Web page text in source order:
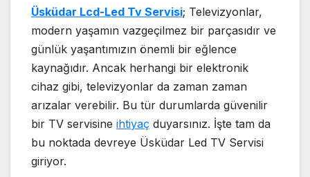
Üsküdar Lcd-Led Tv Servisi; Televizyonlar,
modern yaşamın vazgeçilmez bir parçasıdır ve
günlük yaşantımızın önemli bir eğlence
kaynağıdır. Ancak herhangi bir elektronik
cihaz gibi, televizyonlar da zaman zaman
arızalar verebilir. Bu tür durumlarda güvenilir
bir TV servisine ihtiyaç duyarsınız. İşte tam da
bu noktada devreye Üsküdar Led TV Servisi
giriyor.